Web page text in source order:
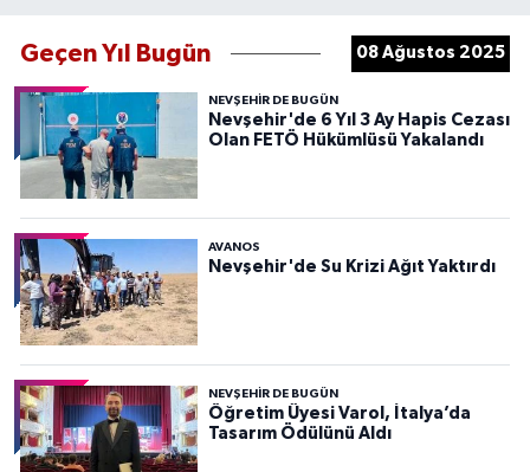
Geçen Yıl Bugün 08 Ağustos 2025
NEVŞEHIR DE BUGÜN
Nevşehir'de 6 Yıl 3 Ay Hapis Cezası
Olan FETÖ Hükümlüsü Yakalandı
AVANOS
Nevşehir'de Su Krizi Ağıt Yaktırdı
NEVŞEHIR DE BUGÜN
Öğretim Üyesi Varol, İtalya’da
Tasarım Ödülünü Aldı